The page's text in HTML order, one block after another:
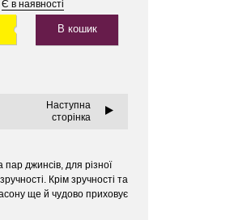
Є в наявності
В кошик
Наступна
сторінка
джинсів, для різної
Крім зручності та
ще й чудово приховує